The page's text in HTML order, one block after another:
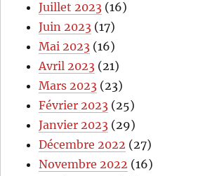
Juillet 2023 (16)
Juin 2023 (17)
Mai 2023 (16)
Avril 2023 (21)
Mars 2023 (23)
Février 2023 (25)
Janvier 2023 (29)
Décembre 2022 (27)
Novembre 2022 (16)